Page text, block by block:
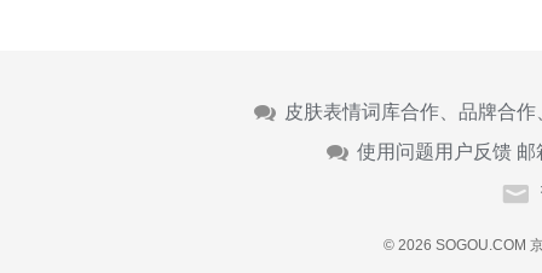
皮肤表情词库合作、品牌合
使用问题用户反馈 邮
© 2026 SOGOU.COM